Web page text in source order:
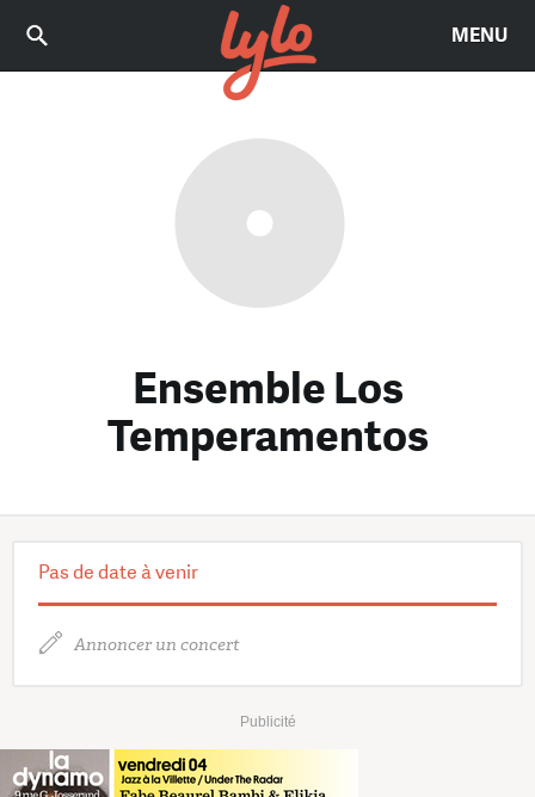
MENU
Ensemble Los
Temperamentos
Pas de date à venir
Annoncer un concert
Publicité